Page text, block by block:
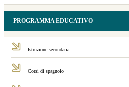
PROGRAMMA EDUCATIVO
Istruzione secondaria
Corsi di spagnolo